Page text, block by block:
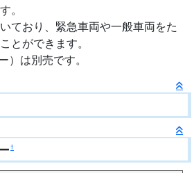
。
ており、緊急車両や一般車両をた
とができます。
は別売です。
†